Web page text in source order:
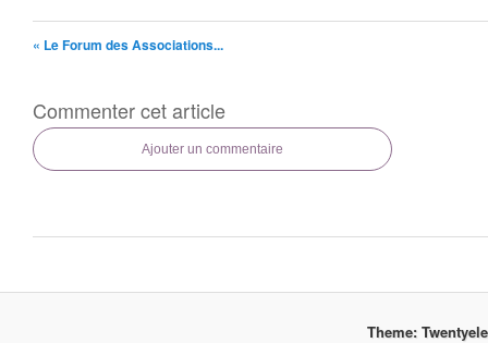
« Le Forum des Associations...
Commenter cet article
Ajouter un commentaire
Theme: